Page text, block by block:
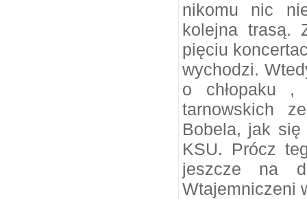
nikomu nic
kolejna trasą.
pięciu
wychodzi.
o chłopaku
tarnowskich
Bobela, jak się
KSU. Prócz
jeszcze na
Wtajemniczeni